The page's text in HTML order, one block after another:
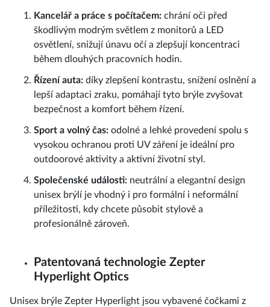
Kancelář a práce s počítačem: chrání oči před
škodlivým modrým světlem z monitorů a LED
osvětlení, snižují únavu očí a zlepšují koncentraci
během dlouhých pracovních hodin.
Řízení auta: díky zlepšení kontrastu, snížení oslnění a
lepší adaptaci zraku, pomáhají tyto brýle zvyšovat
bezpečnost a komfort během řízení.
Sport a volný čas: odolné a lehké provedení spolu s
vysokou ochranou proti UV záření je ideální pro
outdoorové aktivity a aktivní životní styl.
Společenské události: neutrální a elegantní design
unisex brýlí je vhodný i pro formální i neformální
příležitosti, kdy chcete působit stylově a
profesionálně zároveň.
Patentovaná technologie Zepter
Hyperlight Optics
Unisex brýle Zepter Hyperlight jsou vybavené čočkami z